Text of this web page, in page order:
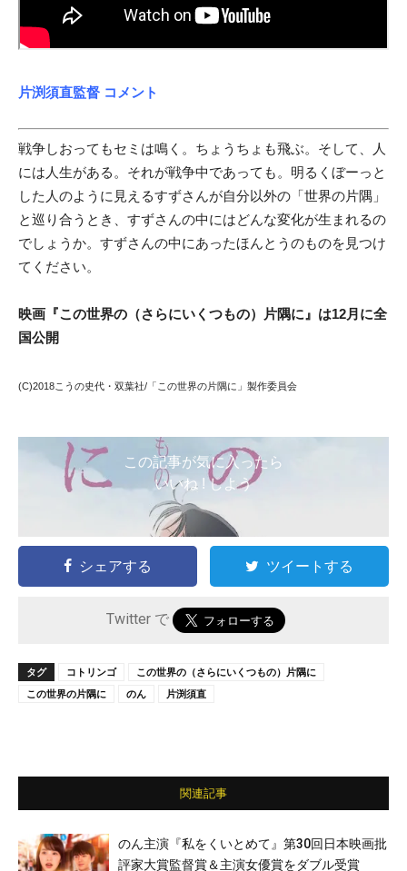
片渕須直監督 コメント
戦争しおってもセミは鳴く。ちょうちょも飛ぶ。そして、人
には人生がある。それが戦争中であっても。明るくぼーっと
した人のように見えるすずさんが自分以外の「世界の片隅」
と巡り合うとき、すずさんの中にはどんな変化が生まれるの
でしょうか。すずさんの中にあったほんとうのものを見つけ
てください。
映画『この世界の（さらにいくつもの）片隅に』は12月に全
国公開
(C)2018こうの史代・双葉社/「この世界の片隅に」製作委員会
この記事が気に入ったら
いいね ! しよう
シェアする ツイートする
Twitter で
タグ コトリンゴ
この世界の（さらにいくつもの）片隅に
この世界の片隅に
のん 片渕須直
関連記事
のん主演『私をくいとめて』第30回日本映画批
評家大賞監督賞＆主演女優賞をダブル受賞